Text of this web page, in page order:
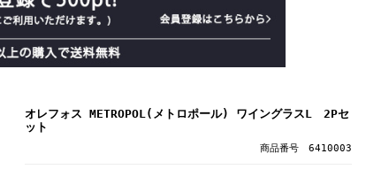
オレフォス METROPOL(メトロポール) ワイングラスL 2Pセ
ット
商品番号 6410003